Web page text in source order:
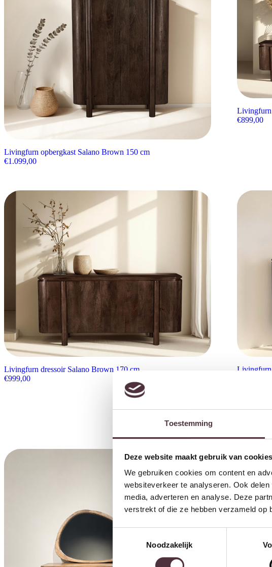
Toestemming
Deze website maakt gebruik van cookies
We gebruiken cookies om content en
websiteverkeer te analyseren. Ook
media, adverteren en analyse. Deze
verstrekt of die ze hebben verzameld op
Noodzakelijk
Livingfurn opbergkast Salano Brown 150 cm
€1.099,00
Livingfurn
€899,00
Livingfurn dressoir Salano Brown 170 cm
€999,00
Livingfurn